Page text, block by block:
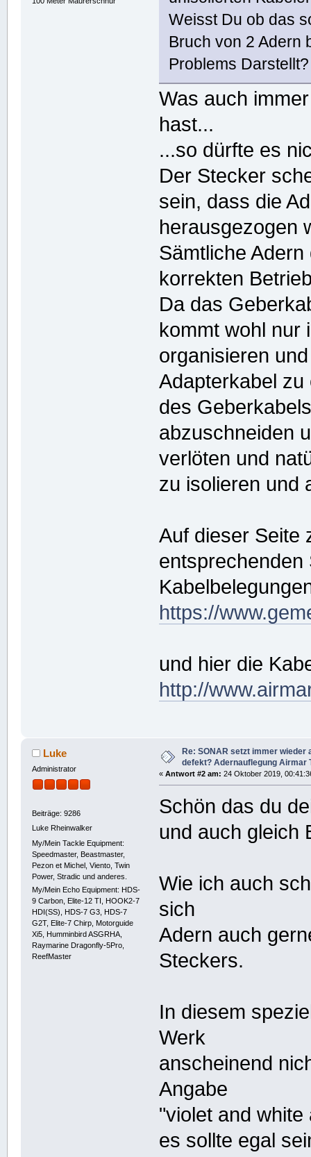
Weisst Du ob das
Bruch von 2 Adern
Problems Darstellt?
Was auch
hast...
...so dürfte es
Der Stecker
sein, dass die
herausgezogen
Sämtliche
korrekten
Da das
kommt wohl nur
organisieren
Adapterkabel
des
abzuschneiden
verlöten und
zu isolieren und
Auf dieser Seite
https://
und hier die
http://
Luke
Administrator
Beiträge: 9286
Luke Rheinwalker
My/Mein Tackle Equipment:
Speedmaster, Beastmaster,
Pezon et Michel, Viento, Twin
Power, Stradic und anderes.
My/Mein Echo Equipment: HDS-
9 Carbon, Elite-12 TI, HOOK2-7
HDI(SS), HDS-7 G3, HDS-7
G2T, Elite-7 Chirp, Motorguide
Xi5, Humminbird ASGRHA,
Raymarine Dragonfly-5Pro,
ReefMaster
Re: SONAR setzt immer wieder
defekt? Adernauflegung Airmar
«Antwort #2 am: 24 Oktober 2019,
Schön das du
und auch gleich
Wie ich auch
sich
Adern auch
Steckers.
In diesem
Werk
anscheinend
Angabe
"violet and
es sollte egal